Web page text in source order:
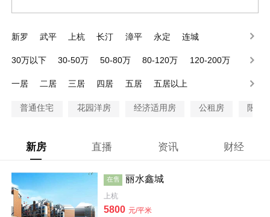
新罗 武平 上杭 长汀 漳平 永定 连城
30万以下 30-50万 50-80万 80-120万
120-200万
一居
二居 三居 四居 五居 五居以上
普通住宅 花园洋房 经济适用房 公租房 限价
新房 直播 资讯 财经
在售 丽水鑫城
上杭
5800 元/平米